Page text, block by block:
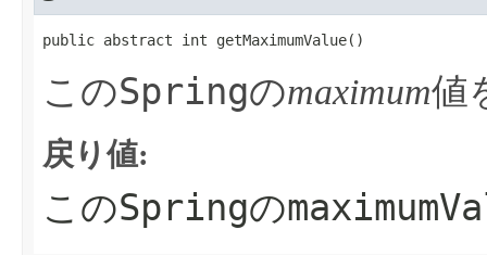
public abstract int getMaximumValue​()
このSpringのmaximum値
戻り値:
このSpringの